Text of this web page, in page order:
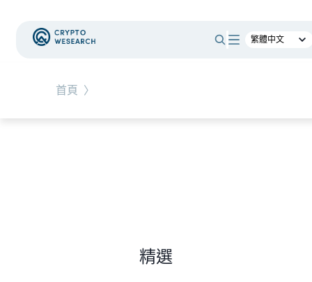
首頁 〉
時事觀點
精選